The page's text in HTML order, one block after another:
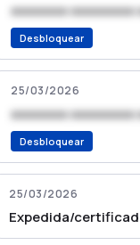
xxxxxxxx xxxxxxxxx
Desbloquear
25/03/2026
xxxxxxxx xxxxxxxxx
Desbloquear
25/03/2026
Expedida/